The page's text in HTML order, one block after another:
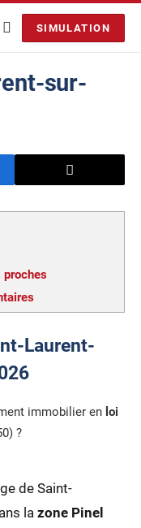
SIMULATION
sur-
proches
Laurent-
immobilier en loi
?
de Saint-
la zone Pinel